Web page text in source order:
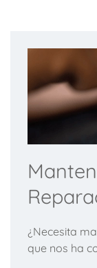
¿Necesita
que nos ha